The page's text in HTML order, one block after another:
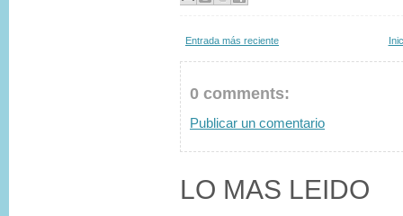
Entrada más reciente
0 comments:
Publicar un comentario
LO MAS LEIDO